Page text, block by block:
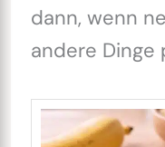
dann, wenn
andere Dinge